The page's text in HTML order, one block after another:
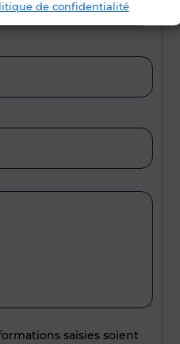
de confidentialité
saisies soient